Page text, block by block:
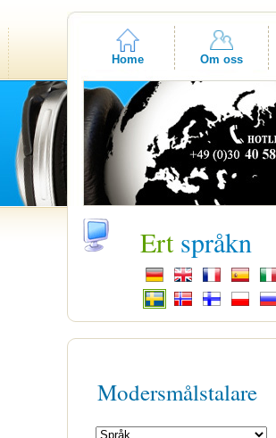
Home Om oss
Ert språkn
Modersmålstalare